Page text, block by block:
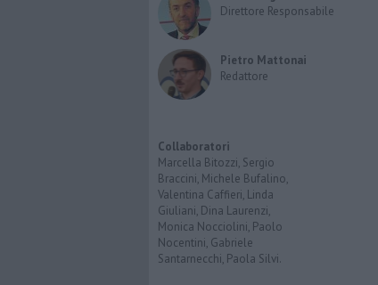
Direttore Responsabile
Pietro Mattonai
Redattore
Collaboratori
Marcella Bitozzi, Sergio
Braccini, Michele Bufalino,
Valentina Caffieri, Linda
Giuliani, Dina Laurenzi,
Monica Nocciolini, Paolo
Nocentini, Gabriele
Santarnecchi, Paola Silvi.